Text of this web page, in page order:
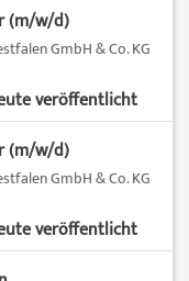
(m/w/d)
GmbH & Co. KG
veröffentlicht
(m/w/d)
GmbH & Co. KG
veröffentlicht